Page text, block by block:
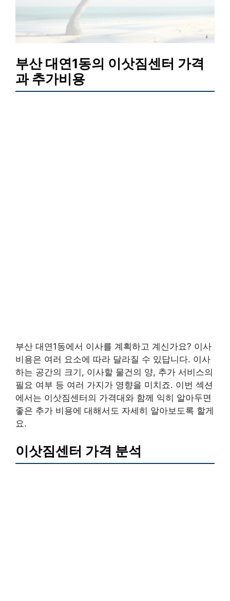
부산 대연1동의 이삿짐센터 가격
과 추가비용
부산 대연1동에서 이사를 계획하고 계신가요? 이사
비용은 여러 요소에 따라 달라질 수 있답니다. 이사
하는 공간의 크기, 이사할 물건의 양, 추가 서비스의
필요 여부 등 여러 가지가 영향을 미치죠. 이번 섹션
에서는 이삿짐센터의 가격대와 함께 익히 알아두면
좋은 추가 비용에 대해서도 자세히 알아보도록 할게
요.
이삿짐센터 가격 분석